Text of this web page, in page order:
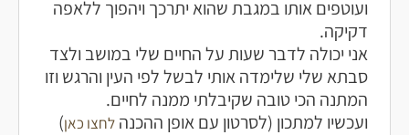
ועוטפים אותו במגבת שהוא יתרכך ויהפוך ללאפה
דקיקה.
אני יכולה לדבר שעות על החיים שלי במושב ולצד
סבתא שלי שלימדה אותי לבשל לפי העין והרגש וזו
המתנה הכי טובה שקיבלתי ממנה לחיים.
ועכשיו למתכון (לסרטון עם אופן ההכנה לחצו כאן)